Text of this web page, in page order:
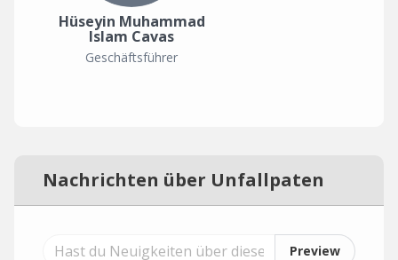
Hüseyin Muhammad
Islam Cavas
Geschäftsführer
Nachrichten über Unfallpaten
Preview